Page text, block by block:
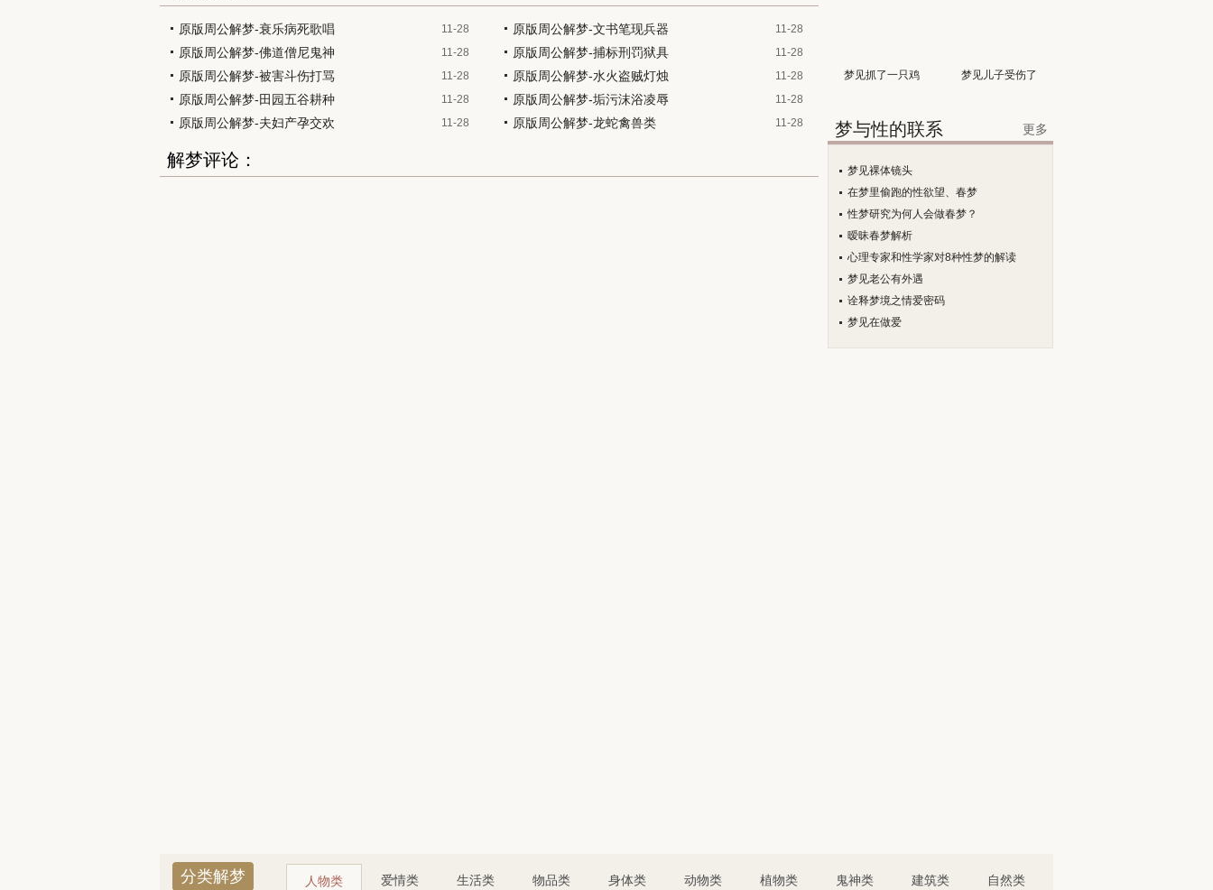
原版周公解梦-衰乐病死歌唱 11-28 原版周公解梦-文书笔现兵器 11-28
原版周公解梦-佛道僧尼鬼神 11-28 原版周公解梦-捕标刑罚狱具 11-28
原版周公解梦-被害斗伤打骂 11-28 原版周公解梦-水火盗贼灯烛 11-28
原版周公解梦-田园五谷耕种 11-28 原版周公解梦-垢污沫浴凌辱 11-28
原版周公解梦-夫妇产孕交欢 11-28 原版周公解梦-龙蛇禽兽类 11-28
解梦评论：
梦见抓了一只鸡 梦见儿子受伤了
梦与性的联系 更多
梦见裸体镜头
在梦里偷跑的性欲望、春梦
性梦研究为何人会做春梦？
暧昧春梦解析
心理专家和性学家对8种性梦的解读
梦见老公有外遇
诠释梦境之情爱密码
梦见在做爱
分类解梦 人物类 爱情类 生活类 物品类 身体类 动物类 植物类 鬼神类 建筑类 自然类